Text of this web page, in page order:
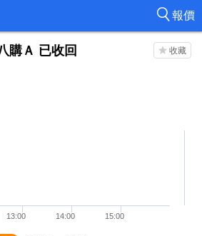
報價
購Ａ 已收回